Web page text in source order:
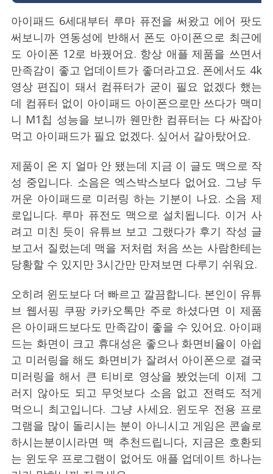
아이패드 6세대부터 루마 퓨전을 써왔고 에어 팟도
써보니까 연동성에 반해서 폰도 아이폰으로 최근에
도 아이폰 12로 바꿨어요. 항상 애플 제품을 쓰면서
만족감이 좋고 업데이트가 좋더라고요. 폰에서도 4k
영상 편집이 돼서 컴퓨터가 굳이 필요 없겠다 했는
데 컴퓨터 없이 아이패드 아이폰으로만 쓰다가 맥미
니 M1칩 성능을 보니까 웬만한 컴퓨터는 다 싸잡아
먹고 아이패드가 필요 없겠다. 싶어서 갈아탔어요.
제품이 온 지 얼마 안 됐는데 지금 이 글도 맥으로 작
성 중입니다. 소음은 엑스박스보다 없어요. 그냥 두
꺼운 아이패드로 미러링 하는 기분이 나요. 소음 제
로입니다. 루마 퓨전도 맥으로 설치됩니다. 이거 사
려고 미친 듯이 유튜브 보고 그랬다가 후기 작성 글
보고서 질렀는데 맥을 저처럼 처음 쓰는 사람한테는
당황할 수 있지만 3시간만 만져보면 다루기 쉬워요.
오히려 윈도보다 더 빠르고 깔끔합니다. 본인이 유튜
브 웹서핑 쿠팡 카카오톡만 주로 하셨다면 이 제품
은 아이패드보다도 만족감이 좋을 수 있어요. 아이패
드는 화면이 크고 휴대성은 좋으나 화면비율이 아쉽
고 미러링을 해도 화면비가 잘려서 아이폰으로 결국
미러링을 해서 큰 티비로 영상을 봤었는데 이제 그
러지 않아도 되고 무엇보다 소음 없고 전력도 적게
먹으니 최고입니다. 그냥 사세요. 윈도우 전용 프로
그램을 많이 돌리시는 분이 아니시고 게임은 콘솔로
하시는분이시라면 맥 추천드립니다, 지금은 호환되
는 윈도우 프로그램이 없어도 애플 업데이트 하나는